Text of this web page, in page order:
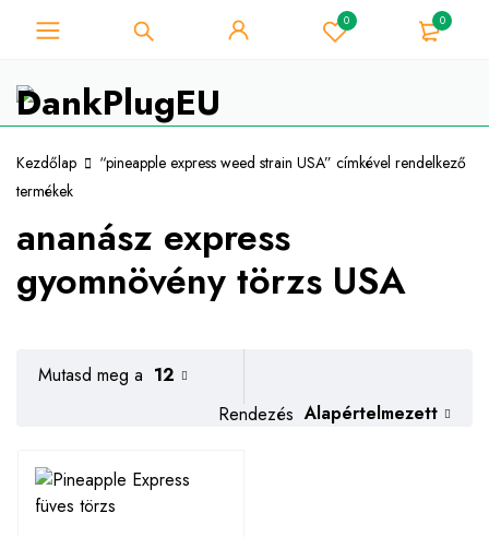
0 0
Kezdőlap
“pineapple express weed strain USA” címkével rendelkező
termékek
ananász express
gyomnövény törzs USA
Rendezés Alapértelmezett
Mutasd meg a 12
A fű szerelmese - Get 10% azonnali
kedvezmény minden vásárlás -
Megvan!